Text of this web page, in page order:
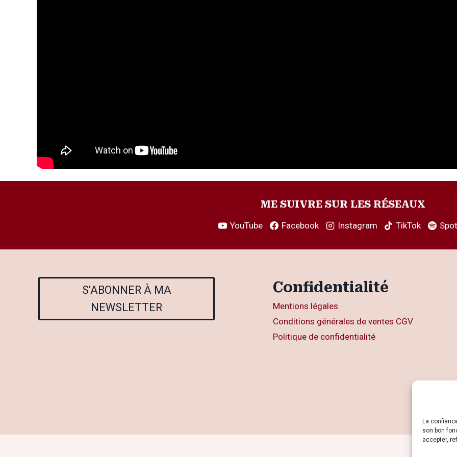
La
son bon
accepter,
ME SUIVRE SUR LES RÉSEAUX
YouTube Facebook Instagram TikTok
S'ABONNER À MA
NEWSLETTER
Confidentialité
Mentions légales
Conditions générales de ventes CGV
Politique de confidentialité